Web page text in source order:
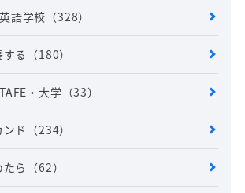
語学校 （328）
る （180）
・大学 （33）
ド （234）
ら （62）